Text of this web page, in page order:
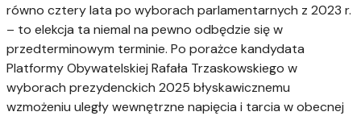
równo cztery lata po wyborach parlamentarnych z 2023 r.
– to elekcja ta niemal na pewno odbędzie się w
przedterminowym terminie. Po porażce kandydata
Platformy Obywatelskiej Rafała Trzaskowskiego w
wyborach prezydenckich 2025 błyskawicznemu
wzmożeniu uległy wewnętrzne napięcia i tarcia w obecnej